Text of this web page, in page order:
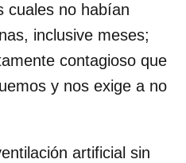
cuales no habían
inclusive meses;
contagioso que
y nos exige a no
artificial sin